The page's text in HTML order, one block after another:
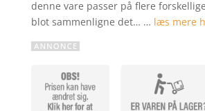
denne vare passer på flere
blot sammenligne det… … læs mere